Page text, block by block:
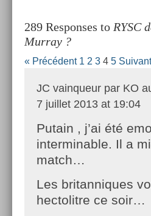
289 Responses to RYSC
Murray ?
« Précédent 1 2 3 4 5
JC vainqueur par KO
7 juillet 2013 at 19:04
Putain , j’ai été
interminable. Il a
match…
Les britanniques
hectolitre ce soir…